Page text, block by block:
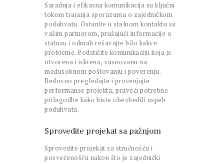
Saradnja i efikasna komunikacija su ključni
tokom trajanja sporazuma o zajedničkom
poduhvatu. Ostanite u stalnom kontaktu sa
vašim partnerom, pružajući informacije o
statusu i odmah rešavajte bilo kakve
probleme. Podstičite komunikaciju koja je
otvorena i iskrena, zasnovanu na
međusobnom poštovanju i poverenju.
Redovno pregledajte i procenjujte
performanse projekta, praveći potrebne
prilagodbe kako biste obezbedili uspeh
poduhvata.
Sprovedite projekat sa pažnjom
Sprovedite projekat sa stručnošću i
posvećenošću nakon što je zajednički